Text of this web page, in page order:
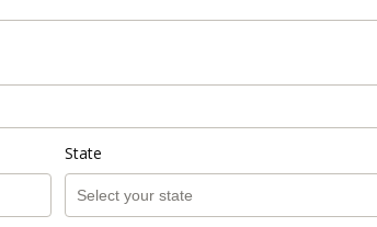
State